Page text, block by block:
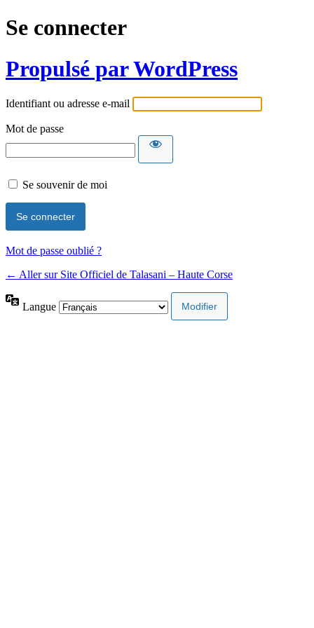
Se connecter
Propulsé par WordPress
Identifiant ou adresse e-mail
Mot de passe
Se souvenir de moi
Mot de passe oublié ?
← Aller sur Site Officiel de Talasani – Haute Corse
Langue